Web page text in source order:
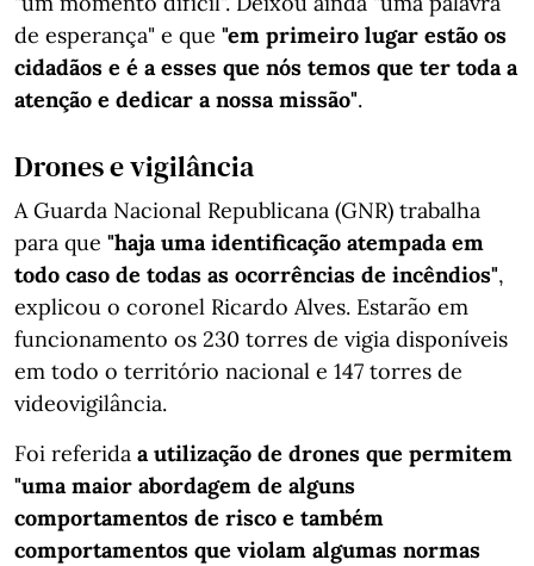
de esperança" e que "em primeiro lugar estão os
cidadãos e é a esses que nós temos que ter toda a
atenção e dedicar a nossa missão".
Drones e vigilância
A Guarda Nacional Republicana (GNR) trabalha
para que "haja uma identificação atempada em
todo caso de todas as ocorrências de incêndios",
explicou o coronel Ricardo Alves. Estarão em
funcionamento os 230 torres de vigia disponíveis
em todo o território nacional e 147 torres de
videovigilância.
Foi referida a utilização de drones que permitem
"uma maior abordagem de alguns
comportamentos de risco e também
comportamentos que violam algumas normas